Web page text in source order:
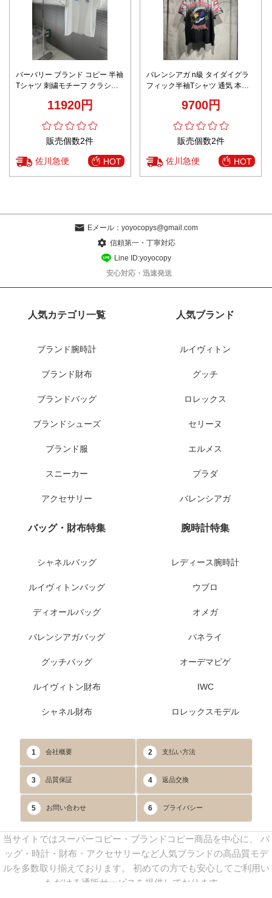
バーバリー ブランド コピー 半袖
Tシャツ 刺繍モチーフ クラシッ
11920円
販売個数2件
佐川急便 HOT
バレンシアガ n級 タイダイグラ
フィック半袖Tシャツ 通気 本格
9700円
販売個数2件
佐川急便 HOT
Eメール： yoyocopys@gmail.com
信頼第一・丁寧対応
Line ID:yoyocopy
安心対応・迅速発送
人気カテゴリ一覧
ブランド腕時計
ブランド財布
ブランドバッグ
ブランドシューズ
ブランド服
スニーカー
アクセサリー
人気ブランド
ルイヴィトン
グッチ
ロレックス
セリーヌ
エルメス
プラダ
バレンシアガ
バッグ・財布特集
シャネルバッグ
ルイヴィトンバッグ
ディオールバッグ
バレンシアガバッグ
グッチバッグ
ルイヴィトン財布
シャネル財布
腕時計特集
レディース腕時計
ウブロ
オメガ
パネライ
オーデマピゲ
IWC
ロレックスモデル
1 会社概要 2 支払い方法
3 品質保証 4 返品交換
5 お問い合わせ 6 プライバシー
当サイトではスーパーコピー・ブランドコピー商品を中心に、 バ
ッグ・時計・財布・アクセサリーなど人気ブランドの高品質モデ
ルを多数取り揃えております。 初めての方でも安心してご利用い
ただける通販サービスを提供しております。